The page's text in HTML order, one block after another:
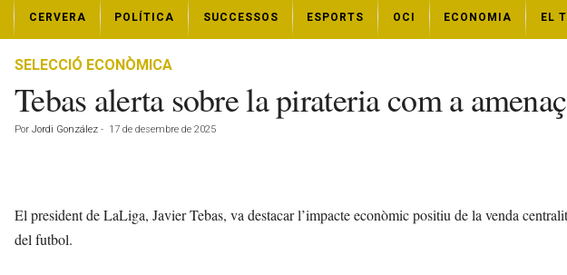
t
CERVERA POLÍTICA SUCCESSOS ESPORTS OCI ECONOMIA EL
SELECCIÓ ECONÒMICA
Tebas alerta sobre la pirateria com a
Por Jordi González - 17 de desembre de 2025
El president de LaLiga, Javier Tebas, va destacar l’impacte econòmic positiu de la venda
del futbol.